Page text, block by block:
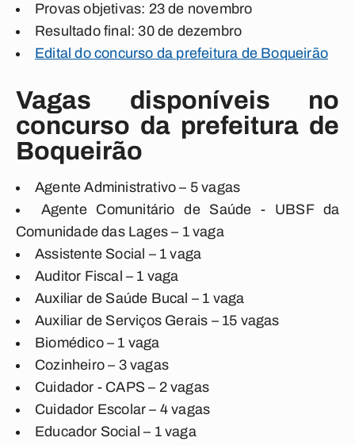
Provas objetivas: 23 de novembro
Resultado final: 30 de dezembro
Edital do concurso da prefeitura de Boqueirão
Vagas disponíveis no
concurso da prefeitura de
Boqueirão
Agente Administrativo – 5 vagas
Agente Comunitário de Saúde - UBSF da
Comunidade das Lages – 1 vaga
Assistente Social – 1 vaga
Auditor Fiscal – 1 vaga
Auxiliar de Saúde Bucal – 1 vaga
Auxiliar de Serviços Gerais – 15 vagas
Biomédico – 1 vaga
Cozinheiro – 3 vagas
Cuidador - CAPS – 2 vagas
Cuidador Escolar – 4 vagas
Educador Social – 1 vaga